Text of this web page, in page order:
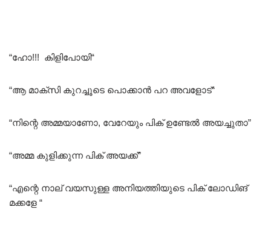
“ഹോ!!! കിളിപോയി“
“ആ മാക്സി കുറച്ചൂടെ പൊക്കാൻ പറ അവളോട്‌“
“നിന്റെ അമ്മയാണോ, വേറേയും പിക് ഉണ്ടേൽ അയച്ചുതാ”
“അമ്മ കുളിക്കുന്ന പിക് അയക്ക്”
“എന്റെ നാല് വയസുള്ള അനിയത്തിയുടെ പിക് ലോഡിങ്
മക്കളേ “